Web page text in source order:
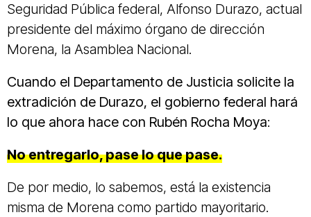
Seguridad Pública federal, Alfonso Durazo, actual
presidente del máximo órgano de dirección
Morena, la Asamblea Nacional.
Cuando el Departamento de Justicia solicite la
extradición de Durazo, el gobierno federal hará
lo que ahora hace con Rubén Rocha Moya:
No entregarlo, pase lo que pase.
De por medio, lo sabemos, está la existencia
misma de Morena como partido mayoritario.